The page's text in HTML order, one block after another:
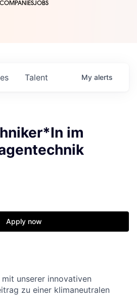
COMPANIESJOBS
Talent My alerts
im
Apply now
mit unserer innovativen
zu einer klimaneutralen